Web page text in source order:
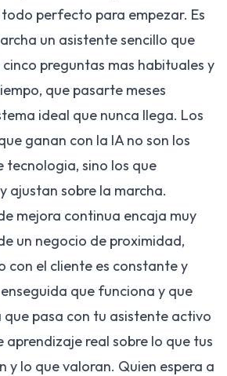
perfecto para empezar. Es
un asistente sencillo que
preguntas mas habituales y
que pasarte meses
ideal que nunca llega. Los
ganan con la IA no son los
tecnologia, sino los que
ajustan sobre la marcha.
mejora continua encaja muy
un negocio de proximidad,
con el cliente es constante y
que funciona y que
que pasa con tu asistente activo
aprendizaje real sobre lo que tus
y lo que valoran. Quien espera a